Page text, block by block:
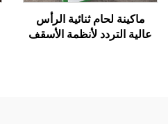
ماكينة لحام ثنائية الرأس
عالية التردد لأنظمة الأسقف